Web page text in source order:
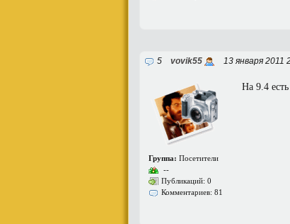
5 vovik55 13 января 2011
Группа: Посетители
--
Публикаций: 0
Комментариев: 81
На 9.4